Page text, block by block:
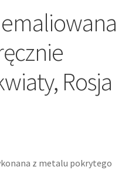
Rosja
z metalu pokrytego